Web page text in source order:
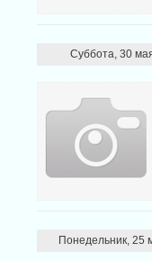
Суббота, 30
Понедельник, 25